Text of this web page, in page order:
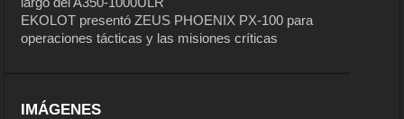
EKOLOT presentó ZEUS PHOENIX PX-100 para
operaciones tácticas y las misiones críticas
IMÁGENES